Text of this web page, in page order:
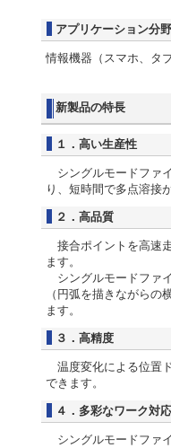
アプリケーション分野
情報機器（スマホ、タ
新製品の特長
１．高い生産性
シングルモードファ
り、短時間で多点溶接
２．高品質
接合ポイントを高速
ます。
シングルモードファ
（円弧を描きながら
ます。
３．高精度
温度変化による位置
できます。
４．多彩なワーク対応
シングルモードファ